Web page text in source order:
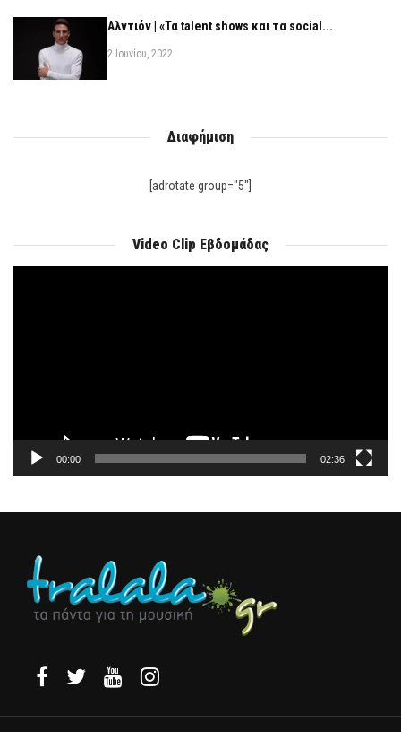
Αλντιόν | «Τα talent shows και τα social...
2 Ιουνίου, 2022
Διαφήμιση
[adrotate group="5"]
Video Clip Εβδομάδας
00:00 02:36